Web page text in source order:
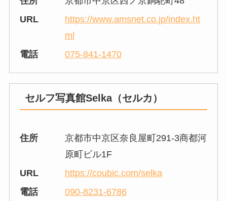
URL
https://www.amsnet.co.jp/index.ht
ml
電話
075-841-1470
セルフ写真館Selka（セルカ）
住所
京都市中京区奈良屋町291-3商都河
原町ビル1F
URL
https://coubic.com/selka
電話
090-8231-6786